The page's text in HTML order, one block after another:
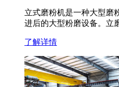
立式磨粉机是一种大型磨
进后的大型粉磨设备。立
了解详情